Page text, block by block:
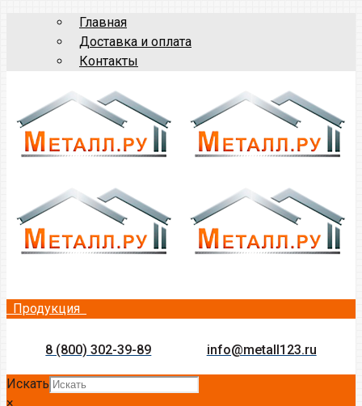
Главная
Доставка и оплата
Контакты
Продукция
8 (800) 302-39-89 info@metall123.ru
Искать
×